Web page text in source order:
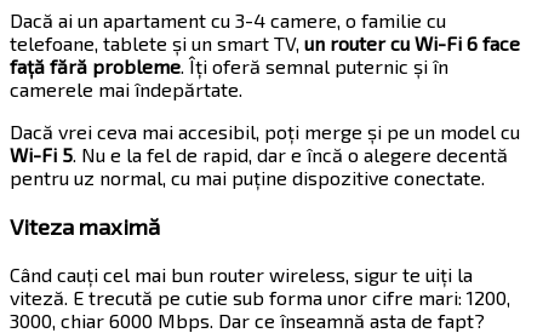
Dacă ai un apartament cu 3-4 camere, o familie cu
telefoane, tablete și un smart TV, un router cu Wi-Fi 6 face
față fără probleme. Îți oferă semnal puternic și în
camerele mai îndepărtate.
Dacă vrei ceva mai accesibil, poți merge și pe un model cu
Wi-Fi 5. Nu e la fel de rapid, dar e încă o alegere decentă
pentru uz normal, cu mai puține dispozitive conectate.
Viteza maximă
Când cauți cel mai bun router wireless, sigur te uiți la
viteză. E trecută pe cutie sub forma unor cifre mari: 1200,
3000, chiar 6000 Mbps. Dar ce înseamnă asta de fapt?